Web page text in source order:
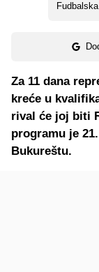
Za 11 dana
kreće u
rival će joj biti
programu je
Bukureštu.